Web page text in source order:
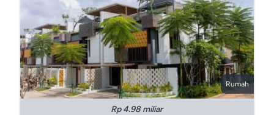
Rumah
Rp 4.98 miliar